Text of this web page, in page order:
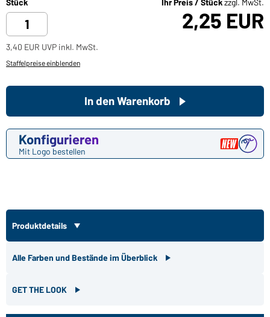
Stück Ihr Preis / Stückzzgl. MwSt.
2,25 EUR
3,40 EUR UVP inkl. MwSt.
Staffelpreise einblenden
Konfigurieren
Mit Logo bestellen
In den Warenkorb
Produktdetails
Alle Farben und Bestände im Überblick
GET THE LOOK